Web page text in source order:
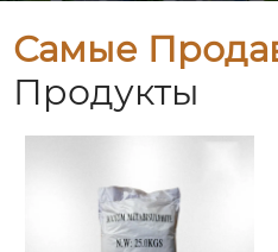
Самые
Продукты